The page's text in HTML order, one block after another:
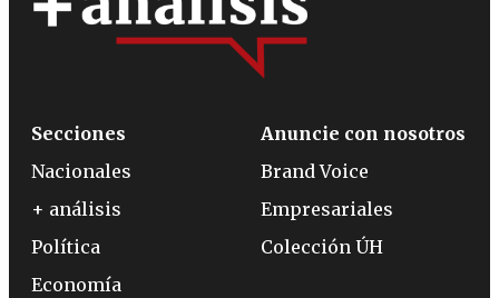
Secciones
Nacionales
+ análisis
Política
Economía
Anuncie con nosotros
Brand Voice
Empresariales
Colección ÚH